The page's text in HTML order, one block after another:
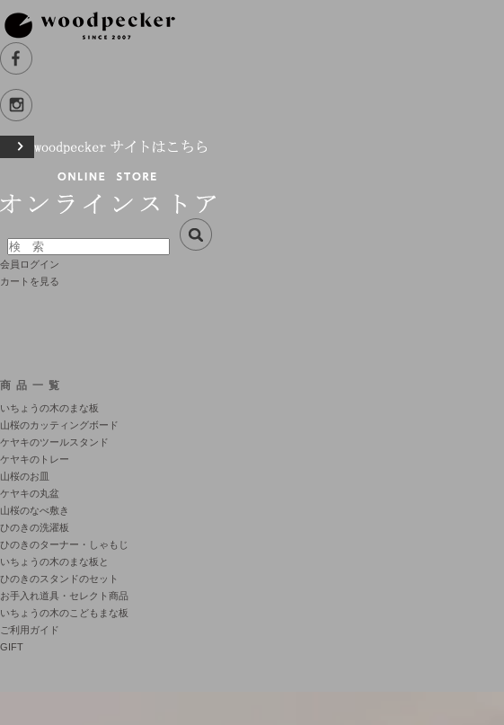
会員ログイン
カートを見る
商品一覧
いちょうの木のまな板
山桜のカッティングボード
ケヤキのツールスタンド
ケヤキのトレー
山桜のお皿
ケヤキの丸盆
山桜のなべ敷き
ひのきの洗濯板
ひのきのターナー・しゃもじ
いちょうの木のまな板と
ひのきのスタンドのセット
お手入れ道具・セレクト商品
いちょうの木のこどもまな板
ご利用ガイド
GIFT